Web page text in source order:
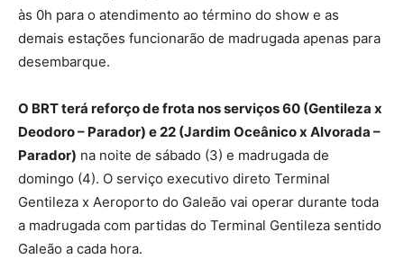
às 0h para o atendimento ao término do show e as
demais estações funcionarão de madrugada apenas para
desembarque.
O BRT terá reforço de frota nos serviços 60 (Gentileza x
Deodoro – Parador) e 22 (Jardim Oceânico x Alvorada –
Parador) na noite de sábado (3) e madrugada de
domingo (4). O serviço executivo direto Terminal
Gentileza x Aeroporto do Galeão vai operar durante toda
a madrugada com partidas do Terminal Gentileza sentido
Galeão a cada hora.